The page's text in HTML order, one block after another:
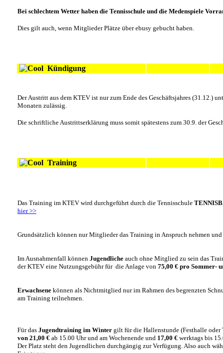
Bei schlechtem Wetter haben die Tennisschule und die Medenspiele
Dies gilt auch, wenn Mitglieder Plätze über ebusy gebucht haben.
Kündigung
Der Austritt aus dem KTEV ist nur zum Ende des Geschäftsjahres (31.12.)
Monaten zulässig.
Die schriftliche Austrittserklärung muss somit spätestens zum 30.9. der
Training
Das Training im KTEV wird durchgeführt durch die Tennisschule
hier >>
Grundsätzlich können nur Mitglieder das Training in Anspruch nehmen
Im Ausnahmenfall können Jugendliche auch ohne Mitglied zu sein das
der KTEV eine Nutzungsgebühr für die Anlage von 75,00 € pro Sommer-
Erwachsene können als Nichtmitglied nur im Rahmen des begrenzten
am Training teilnehmen.
Für das Jugendtraining im Winter gilt für die Hallenstunde (Festhalle
von 21,00 € ab 15.00 Uhr und am Wochenende und 17,00 € werktags bis
Der Platz steht den Jugendlichen durchgängig zur Verfügung. Also auch